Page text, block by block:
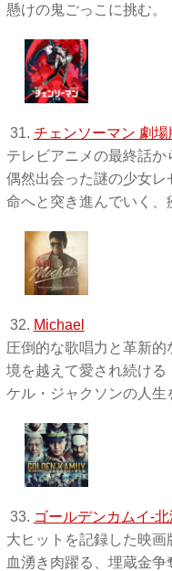
懸けの鬼ごっこに挑む。
31. チェンソーマン 劇場
テレビアニメの最終話
偶然出会った謎の少女
命へと突き進んでいく、
32. Michael
圧倒的な歌唱力と革新
境を越えて愛され続ける
ケル・ジャクソンの人生
33. ゴールデンカムイ-
大ヒットを記録した映
血湧き肉躍る、埋蔵金